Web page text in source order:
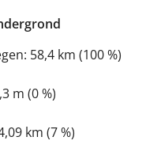
58,4 km (100 %)
m (0 %)
km (7 %)